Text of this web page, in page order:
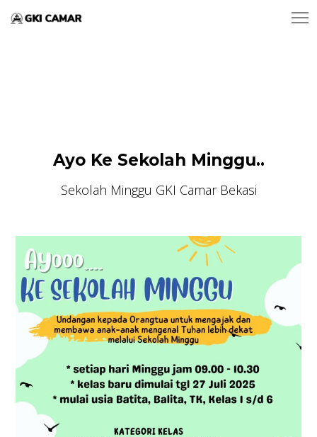
Ayo Ke Sekolah Minggu..
Sekolah Minggu GKI Camar Bekasi